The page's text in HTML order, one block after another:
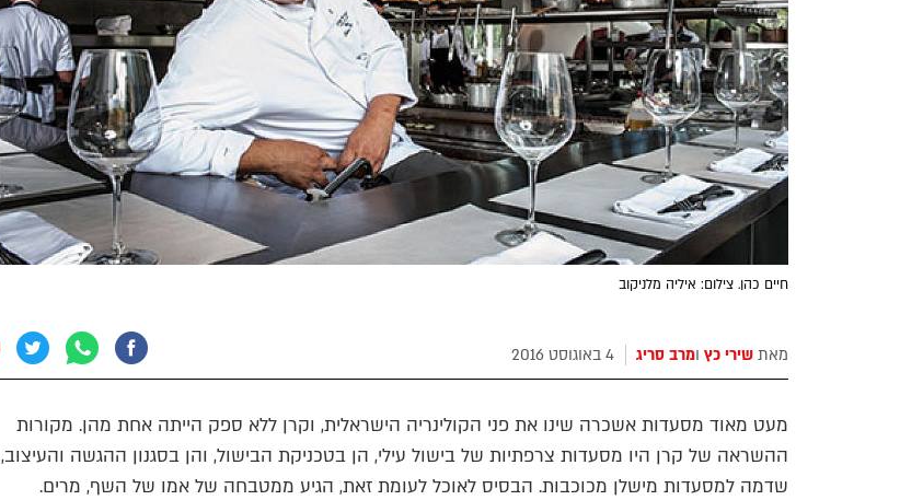
חיים כהן. צילום: איליה מלניקוב
מאת שירי כץ ומרב סריג 4 באוגוסט 2016
מעט מאוד מסעדות אשכרה שינו את פני הקולינריה הישראלית, וקרן ללא ספק הייתה אחת מהן. מקורות
ההשראה של קרן היו מסעדות צרפתיות של בישול עילי, הן בטכניקת הבישול, והן בסגנון ההגשה והעיצוב,
שדמה למסעדות מישלן מכוכבות. הבסיס לאוכל לעומת זאת, הגיע ממטבחה של אמו של השף, מרים.